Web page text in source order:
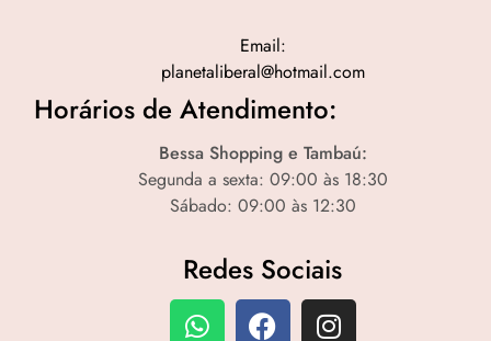
Email:
planetaliberal@hotmail.com
Horários de Atendimento:
Bessa Shopping e Tambaú:
Segunda a sexta: 09:00 às 18:30
Sábado: 09:00 às 12:30
Redes Sociais